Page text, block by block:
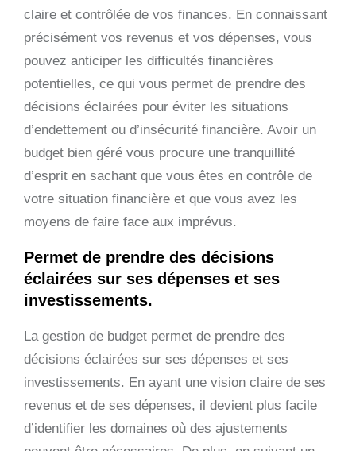
claire et contrôlée de vos finances. En connaissant
précisément vos revenus et vos dépenses, vous
pouvez anticiper les difficultés financières
potentielles, ce qui vous permet de prendre des
décisions éclairées pour éviter les situations
d’endettement ou d’insécurité financière. Avoir un
budget bien géré vous procure une tranquillité
d’esprit en sachant que vous êtes en contrôle de
votre situation financière et que vous avez les
moyens de faire face aux imprévus.
Permet de prendre des décisions
éclairées sur ses dépenses et ses
investissements.
La gestion de budget permet de prendre des
décisions éclairées sur ses dépenses et ses
investissements. En ayant une vision claire de ses
revenus et de ses dépenses, il devient plus facile
d’identifier les domaines où des ajustements